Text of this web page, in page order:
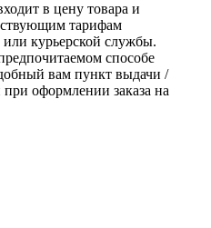
в цену товара и
тарифам
курьерской службы.
способе
вам пункт выдачи /
оформлении заказа на